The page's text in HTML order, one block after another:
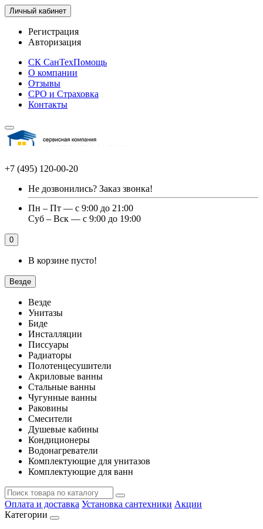
Личный кабинет
Регистрация
Авторизация
СК СанТехПомощь
О компании
Отзывы
СРО и Страховка
Контакты
+7 (495) 120-00-20
Не дозвонились? Заказ звонка!
Пн – Пт — с 9:00 до 21:00
Суб – Вск — с 9:00 до 19:00
0
В корзине пусто!
Везде
Везде
Унитазы
Биде
Инсталляции
Писсуары
Радиаторы
Полотенцесушители
Акриловые ванны
Стальные ванны
Чугунные ванны
Раковины
Смесители
Душевые кабины
Кондиционеры
Водонагреватели
Комплектующие для унитазов
Комплектующие для ванн
Оплата и доставка Установка сантехники Акции
Категории